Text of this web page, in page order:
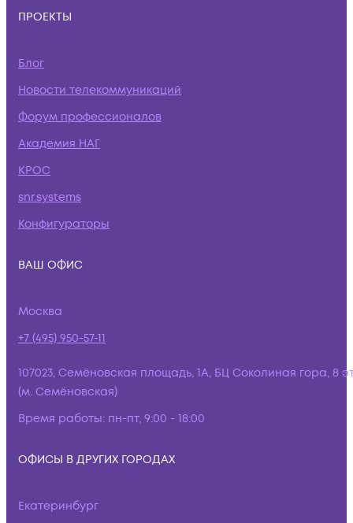
ПРОЕКТЫ
Блог
Новости телекоммуникаций
Форум профессионалов
Академия НАГ
КРОС
snr.systems
Конфигураторы
ВАШ ОФИС
Москва
+7 (495) 950-57-11
107023, Семёновская площадь, 1А, БЦ Соколиная гора, 8
(м. Семёновская)
Время работы: пн-пт, 9:00 - 18:00
ОФИСЫ В ДРУГИХ ГОРОДАХ
Екатеринбург